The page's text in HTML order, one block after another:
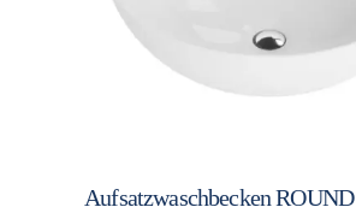
Aufsatzwaschbecken ROUND